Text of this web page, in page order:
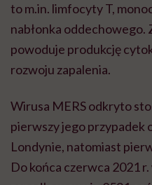
to m.in. limfocyty T,
nabłonka oddechowego.
powoduje produkcję
rozwoju zapalenia.
Wirusa MERS odkryto
pierwszy jego przypadek
Londynie, natomiast
Do końca czerwca 2021